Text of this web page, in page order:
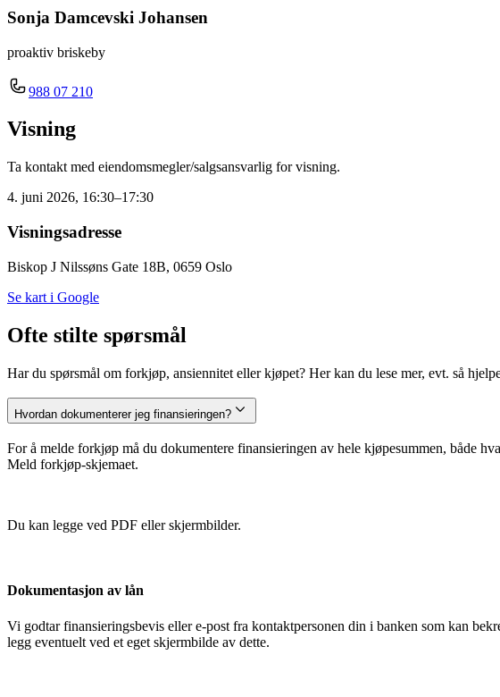
Sonja Damcevski Johansen
proaktiv briskeby
988 07 210
Visning
Ta kontakt med eiendomsmegler/salgsansvarlig for visning.
4. juni 2026, 16:30–17:30
Visningsadresse
Biskop J Nilssøns Gate 18B, 0659 Oslo
Se kart i Google
Ofte stilte spørsmål
Har du spørsmål om forkjøp, ansiennitet eller kjøpet? Her kan du lese mer, evt. så
Hvordan dokumenterer jeg finansieringen?
For å melde forkjøp må du dokumentere finansieringen av hele kjøpesummen, både
Meld forkjøp-skjemaet.
Du kan legge ved PDF eller skjermbilder.
Dokumentasjon av lån
Vi godtar finansieringsbevis eller e-post fra kontaktpersonen din i banken som kan
legg eventuelt ved et eget skjermbilde av dette.